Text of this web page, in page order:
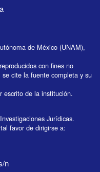
de México (UNAM),
con fines no
cite la fuente completa y su
escrito de la institución.
Jurídicas.
favor de dirigirse a:
n